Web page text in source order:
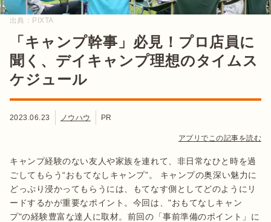
出典： PIXTA
「キャンプ幹事」必見！プロ店員に
聞く、デイキャンプ理想のタイムス
ケジュール
2023.06.23 ノウハウ PR
アプリでこの記事を読む
キャンプ経験のない友人や家族を連れて、非日常なひと時を過
ごしてもらう“おもてなしキャンプ”。 キャンプの奥深い魅力に
どっぷり浸かってもらうには、もてなす側としてどのようにリ
ードするかが重要なポイント。今回は、"おもてなしキャン
プ"の経験豊富な達人に取材。前回の「事前準備のポイント」に